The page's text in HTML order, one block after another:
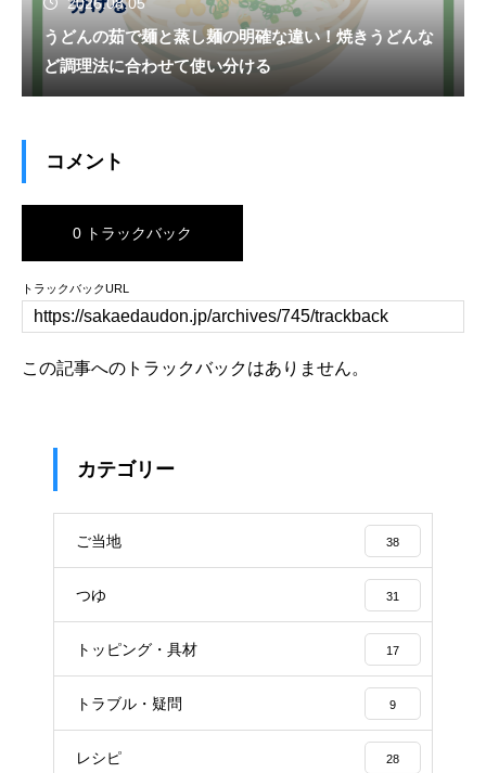
うどんの茹で麺と蒸し麺の明確な違い！焼きうどんな
ど調理法に合わせて使い分ける
コメント
0 トラックバック
トラックバックURL
この記事へのトラックバックはありません。
カテゴリー
ご当地 38
つゆ 31
トッピング・具材 17
トラブル・疑問 9
レシピ 28